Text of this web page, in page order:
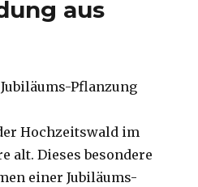
aus
Pflanzung
Hochzeitswald im
alt. Dieses besondere
einer Jubiläums-